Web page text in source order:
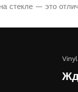
стекле — это